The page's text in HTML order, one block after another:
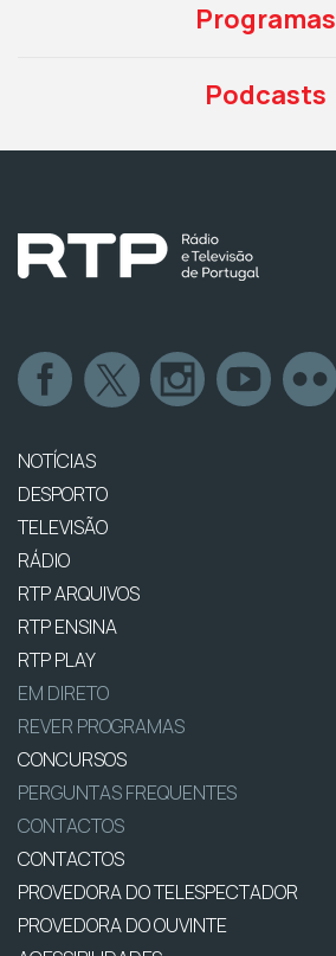
Programas
Podcasts
NOTÍCIAS
DESPORTO
TELEVISÃO
RÁDIO
RTP ARQUIVOS
RTP ENSINA
RTP PLAY
EM DIRETO
REVER PROGRAMAS
CONCURSOS
PERGUNTAS FREQUENTES
CONTACTOS
CONTACTOS
PROVEDORA DO TELESPECTADOR
PROVEDORA DO OUVINTE